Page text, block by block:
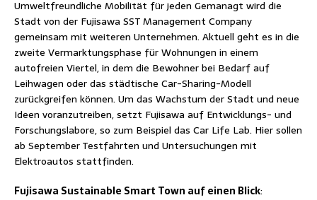
Umweltfreundliche Mobilität für jeden Gemanagt wird die
Stadt von der Fujisawa SST Management Company
gemeinsam mit weiteren Unternehmen. Aktuell geht es in die
zweite Vermarktungsphase für Wohnungen in einem
autofreien Viertel, in dem die Bewohner bei Bedarf auf
Leihwagen oder das städtische Car-Sharing-Modell
zurückgreifen können. Um das Wachstum der Stadt und neue
Ideen voranzutreiben, setzt Fujisawa auf Entwicklungs- und
Forschungslabore, so zum Beispiel das Car Life Lab. Hier sollen
ab September Testfahrten und Untersuchungen mit
Elektroautos stattfinden.
Fujisawa Sustainable Smart Town auf einen Blick: